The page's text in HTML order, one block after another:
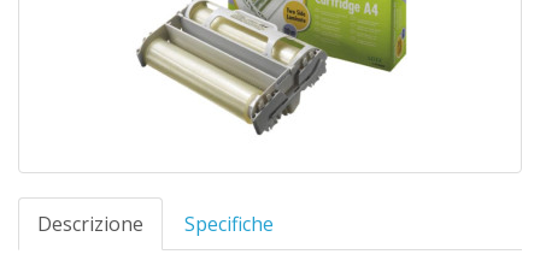
Descrizione Specifiche